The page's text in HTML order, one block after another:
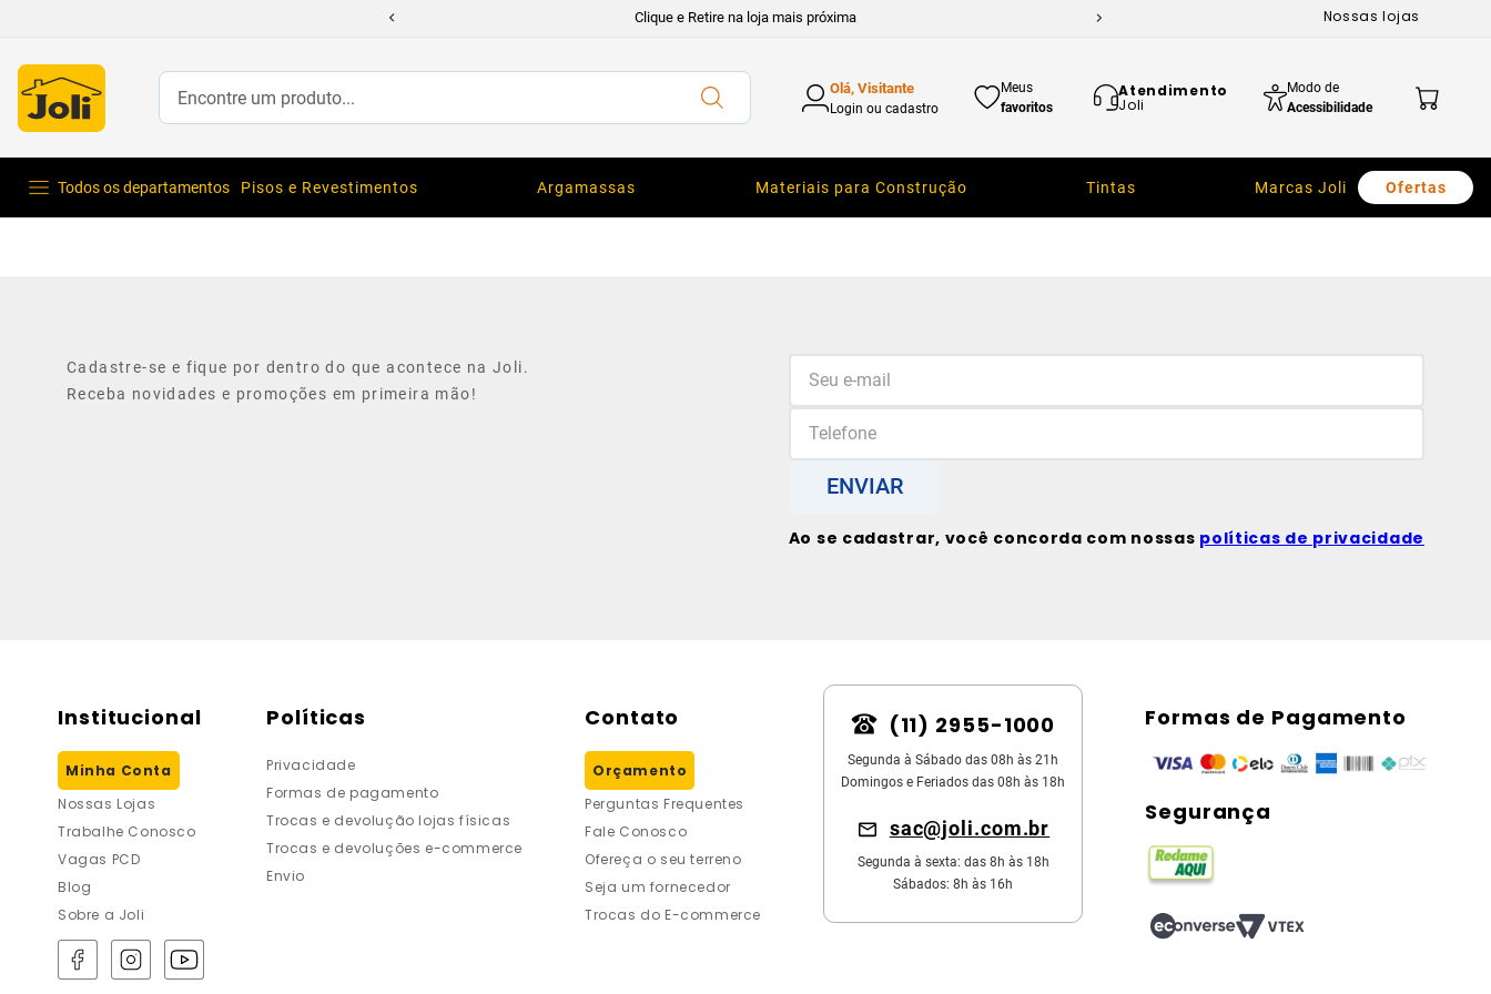
Clique e Retire na loja mais próxima Nossas lojas
Encontre um produto... Olá, Visitante
Login ou cadastro
Meus
favoritos
Atendimento
Joli
Modo de
Acessibilidade
Todos os departamentos Pisos e Revestimentos Argamassas Materiais para Construção Tintas Marcas Joli Ofertas
Cadastre-se e fique por dentro do que acontece na Joli.
Receba novidades e promoções em primeira mão!
ENVIAR
Ao se cadastrar, você concorda com nossas políticas de privacidade
Institucional
Minha Conta
Nossas Lojas
Trabalhe Conosco
Vagas PCD
Blog
Sobre a Joli
Políticas
Privacidade
Formas de pagamento
Trocas e devolução lojas físicas
Trocas e devoluções e-commerce
Envio
Contato
Orçamento
Perguntas Frequentes
Fale Conosco
Ofereça o seu terreno
Seja um fornecedor
Trocas do E-commerce
(11) 2955-1000
Segunda à Sábado das 08h às 21h
Domingos e Feriados das 08h às 18h
sac@joli.com.br
Segunda à sexta: das 8h às 18h
Sábados: 8h às 16h
Formas de Pagamento
Segurança